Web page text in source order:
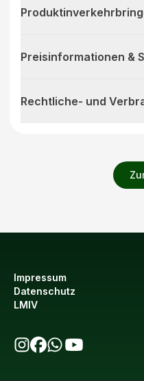
Preisinformationen &
Rechtliche- und
Impressum
Datenschutz
LMIV